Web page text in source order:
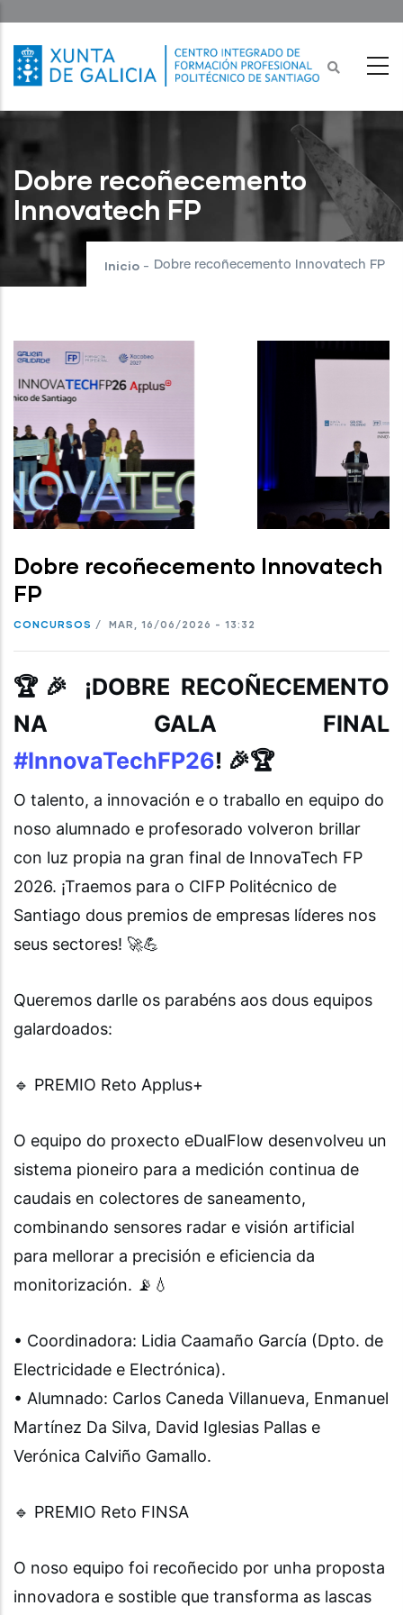
contido
principal
Dobre recoñecemento
Innovatech FP
Inicio - Dobre recoñecemento Innovatech FP
Dobre recoñecemento Innovatech
FP
CONCURSOS / MAR, 16/06/2026 - 13:32
🏆🎉 ¡DOBRE RECOÑECEMENTO
NA GALA FINAL
#InnovaTechFP26! 🎉🏆
O talento, a innovación e o traballo en equipo do
noso alumnado e profesorado volveron brillar
con luz propia na gran final de InnovaTech FP
2026. ¡Traemos para o CIFP Politécnico de
Santiago dous premios de empresas líderes nos
seus sectores! 🚀💪
Queremos darlle os parabéns aos dous equipos
galardoados:
🔹 PREMIO Reto Applus+
O equipo do proxecto eDualFlow desenvolveu un
sistema pioneiro para a medición continua de
caudais en colectores de saneamento,
combinando sensores radar e visión artificial
para mellorar a precisión e eficiencia da
monitorización. 📡💧
• Coordinadora: Lidia Caamaño García (Dpto. de
Electricidade e Electrónica).
• Alumnado: Carlos Caneda Villanueva, Enmanuel
Martínez Da Silva, David Iglesias Pallas e
Verónica Calviño Gamallo.
🔹 PREMIO Reto FINSA
O noso equipo foi recoñecido por unha proposta
innovadora e sostible que transforma as lascas